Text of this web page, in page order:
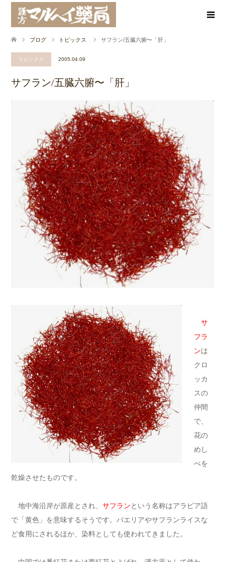
ブログ トピックス サフラン/五臓六腑〜「肝」
トピックス 2005.04.09
サフラン/五臓六腑〜「肝」
サ
フラ
ンは
クロ
ッカ
スの
仲間
で、
花の
めし
べを
乾燥させたものです。
地中海沿岸が原産とされ、 サフランという名称はアラビア語
で「黄色」を意味するそうです。パエリアやサフランライスな
ど食用にされるほか、染料としても使われてきました。